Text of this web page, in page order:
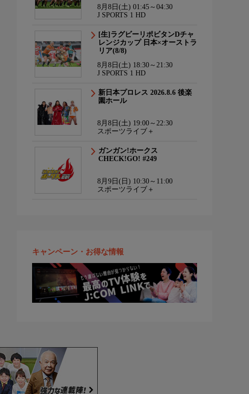
8月8日(土) 01:45～04:30
J SPORTS 1 HD
[生]ラグビーリポビタンDチャ
レンジカップ 日本×オーストラ
リア(8/8)
8月8日(土) 18:30～21:30
J SPORTS 1 HD
新日本プロレス 2026.8.6 後楽
園ホール
8月8日(土) 19:00～22:30
スポーツライブ＋
ガンガン!ホークス
CHECK!GO! #249
8月9日(日) 10:30～11:00
スポーツライブ＋
キャンペーン・お得な情報